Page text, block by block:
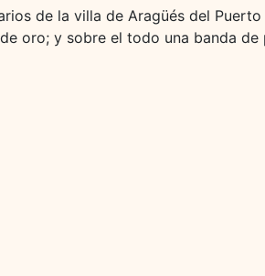
de la villa de Aragüés del
oro; y sobre el todo una banda de